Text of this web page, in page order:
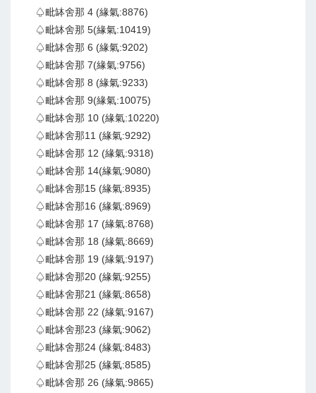
♤毗缽舍那 4 (緣氣:8876)
♤毗缽舍那 5(緣氣:10419)
♤毗缽舍那 6 (緣氣:9202)
♤毗缽舍那 7(緣氣:9756)
♤毗缽舍那 8 (緣氣:9233)
♤毗缽舍那 9(緣氣:10075)
♤毗缽舍那 10 (緣氣:10220)
♤毗缽舍那11 (緣氣:9292)
♤毗缽舍那 12 (緣氣:9318)
♤毗缽舍那 14(緣氣:9080)
♤毗缽舍那15 (緣氣:8935)
♤毗缽舍那16 (緣氣:8969)
♤毗缽舍那 17 (緣氣:8768)
♤毗缽舍那 18 (緣氣:8669)
♤毗缽舍那 19 (緣氣:9197)
♤毗缽舍那20 (緣氣:9255)
♤毗缽舍那21 (緣氣:8658)
♤毗缽舍那 22 (緣氣:9167)
♤毗缽舍那23 (緣氣:9062)
♤毗缽舍那24 (緣氣:8483)
♤毗缽舍那25 (緣氣:8585)
♤毗缽舍那 26 (緣氣:9865)